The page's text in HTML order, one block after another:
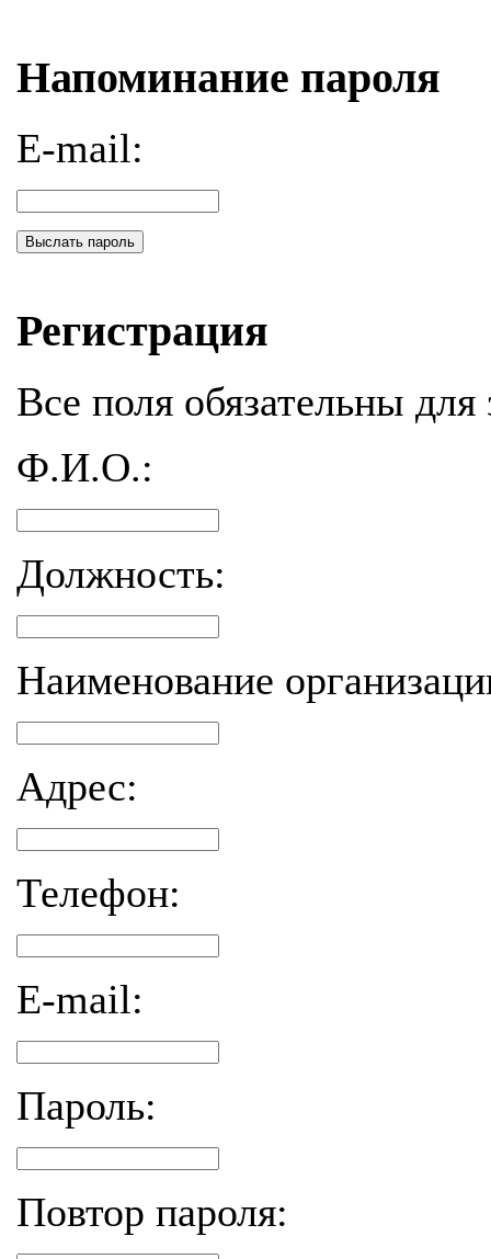
Напоминание пароля
E-mail:
Выслать пароль
Регистрация
Все поля обязательны для
Ф.И.О.:
Должность:
Наименование
Адрес:
Телефон:
E-mail:
Пароль:
Повтор пароля: